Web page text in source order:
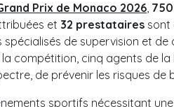
Prix de Monaco 2026,
et 32 prestataires sont
de supervision et
compétition, cinq agents de la
de prévenir les risques
sportifs nécessitant